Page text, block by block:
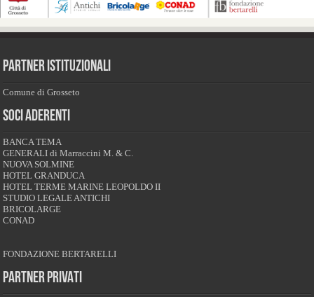
PARTNER ISTITUZIONALI
Comune di Grosseto
SOCI ADERENTI
BANCA TEMA
GENERALI di Marraccini M. & C.
NUOVA SOLMINE
HOTEL GRANDUCA
HOTEL TERME MARINE LEOPOLDO II
STUDIO LEGALE ANTICHI
BRICOLARGE
CONAD
FONDAZIONE BERTARELLI
PARTNER PRIVATI